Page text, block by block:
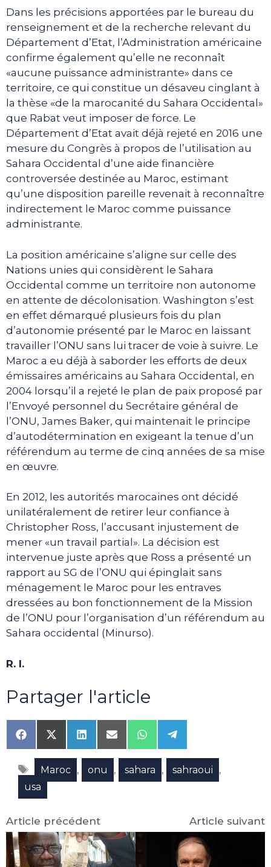
Dans les précisions apportées par le bureau du
renseignement et de la recherche relevant du
Département d’Etat, l’Administration américaine
confirme également qu’elle ne reconnaît
«aucune puissance administrante» dans ce
territoire, ce qui constitue un désaveu cinglant à
la thèse «de la marocanité du Sahara Occidental»
que Rabat veut imposer de force. Le
Département d’Etat avait déjà rejeté en 2016 une
mesure du Congrès à propos de l’utilisation au
Sahara Occidental d’une aide financière
controversée destinée au Maroc, estimant
qu’une disposition pareille revenait à reconnaître
indirectement le Maroc comme puissance
administrante.
La position américaine s’aligne sur celle des
Nations unies qui considèrent le Sahara
Occidental comme un territoire non autonome
en attente de décolonisation. Washington s’est
en effet démarqué plusieurs fois du plan
d’autonomie présenté par le Maroc en laissant
travailler l’ONU sans lui tracer de voie à suivre. Le
Maroc a eu déjà à saborder les efforts de deux
émissaires américains au Sahara Occidental, en
2004 lorsqu’il a rejeté le plan de paix proposé par
l’Envoyé personnel du Secrétaire général de
l’ONU, James Baker, qui maintenait le principe
d’autodétermination en exigeant la tenue d’un
référendum au terme de cinq années de sa mise
en œuvre.
En 2012, les autorités marocaines ont décidé
unilatéralement de retirer leur confiance à
Christopher Ross, l’accusant injustement de
mener «un travail partial». La décision est
intervenue juste après que Ross a présenté un
rapport au SG de l’ONU qui épinglait sans
ménagement le Maroc pour les entraves
dressées au bon fonctionnement de la Mission
de l’ONU pour l’organisation d’un référendum au
Sahara occidental (Minurso).
R. I.
Partager l'article
Share
on
Facebook
Share
on
X
(Twitter)
Share
on
LinkedIn
Share
on
Email
Share
on
WhatsApp
Share
on
Telegram
Étiquettes
Maroc , onu , sahara , sahraoui ,
usa
Article précédent Article suivant